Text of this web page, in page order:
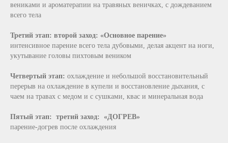
вениками и ароматерапии на травяных веничках, с дождеванием
всего тела
Третий этап: второй заход: «Основное парение»
интенсивное парение всего тела дубовыми, делая акцент на ноги,
укутывание головы пихтовым веником
Четвертый этап: охлаждение и небольшой восстановительный
перерыв на охлаждение в купели и восстановление дыхания, с
чаем на травах с медом и с сушками, квас и минеральная вода
Пятый этап: третий заход: «ДОГРЕВ»
парение-догрев после охлаждения